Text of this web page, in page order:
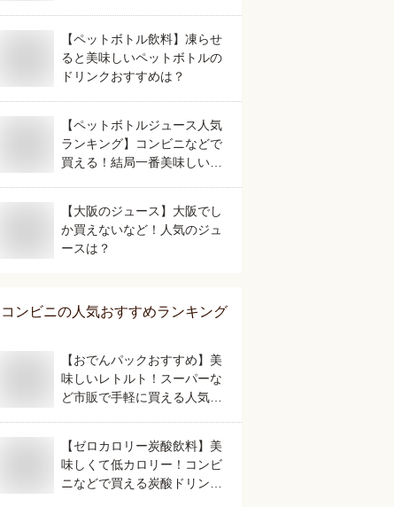
【ペットボトル飲料】凍らせ
ると美味しいペットボトルの
ドリンクおすすめは？
【ペットボトルジュース人気
ランキング】コンビニなどで
買える！結局一番美味しいド
【大阪のジュース】大阪でし
か買えないなど！人気のジュ
ースは？
コンビニの人気おすすめランキング
【おでんパックおすすめ】美
味しいレトルト！スーパーな
ど市販で手軽に買える人気の
【ゼロカロリー炭酸飲料】美
味しくて低カロリー！コンビ
ニなどで買える炭酸ドリンク